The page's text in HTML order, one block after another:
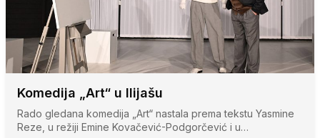
Komedija „Art“ u Ilijašu
Rado gledana komedija „Art“ nastala prema tekstu Yasmine
Reze, u režiji Emine Kovačević-Podgorčević i u…